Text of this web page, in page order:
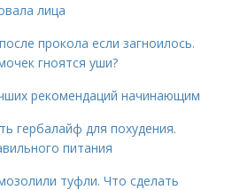
лица
прокола если загноилось.
гноятся уши?
рекомендаций начинающим
гербалайф для похудения.
питания
туфли. Что сделать